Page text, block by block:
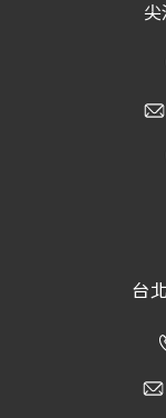
尖
台